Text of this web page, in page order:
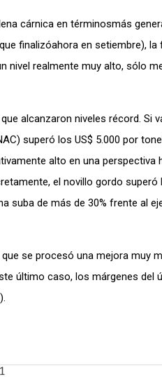
cárnica en términosmás
finalizóahora en setiembre), la
nivel realmente muy alto, sólo
alcanzaron niveles récord. Si
superó los US$ 5.000 por
alto en una perspectiva
el novillo gordo superó
suba de más de 30% frente al
se procesó una mejora muy
último caso, los márgenes del